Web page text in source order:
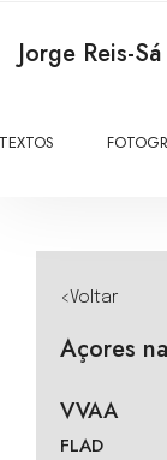
Jorge Reis-Sá
TEXTOS
<Voltar
Açores
VVAA
FLAD